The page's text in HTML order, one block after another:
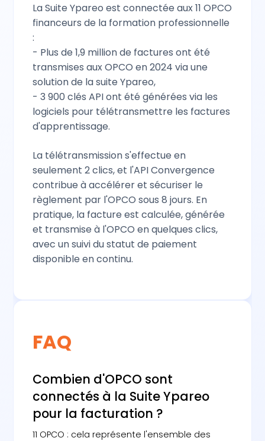
La Suite Ypareo est connectée aux 11 OPCO
financeurs de la formation professionnelle
:
- Plus de 1,9 million de factures ont été
transmises aux OPCO en 2024 via une
solution de la suite Ypareo,
- 3 900 clés API ont été générées via les
logiciels pour télétransmettre les factures
d'apprentissage.
La télétransmission s'effectue en
seulement 2 clics, et l'API Convergence
contribue à accélérer et sécuriser le
règlement par l'OPCO sous 8 jours. En
pratique, la facture est calculée, générée
et transmise à l'OPCO en quelques clics,
avec un suivi du statut de paiement
disponible en continu.
FAQ
Combien d'OPCO sont
connectés à la Suite Ypareo
pour la facturation ?
11 OPCO : cela représente l'ensemble des